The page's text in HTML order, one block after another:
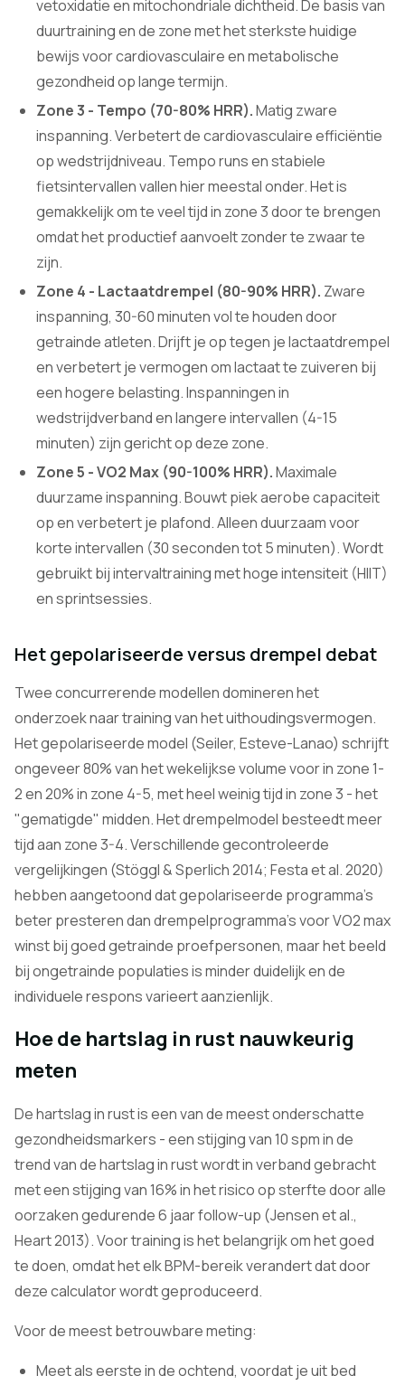
vetoxidatie en mitochondriale dichtheid. De basis van
duurtraining en de zone met het sterkste huidige
bewijs voor cardiovasculaire en metabolische
gezondheid op lange termijn.
Zone 3 - Tempo (70-80% HRR).Matig zware
inspanning. Verbetert de cardiovasculaire efficiëntie
op wedstrijdniveau. Tempo runs en stabiele
fietsintervallen vallen hier meestal onder. Het is
gemakkelijk om te veel tijd in zone 3 door te brengen
omdat het productief aanvoelt zonder te zwaar te
zijn.
Zone 4 - Lactaatdrempel (80-90% HRR). Zware
inspanning, 30-60 minuten vol te houden door
getrainde atleten. Drijft je op tegen je lactaatdrempel
en verbetert je vermogen om lactaat te zuiveren bij
een hogere belasting. Inspanningen in
wedstrijdverband en langere intervallen (4-15
minuten) zijn gericht op deze zone.
Zone 5 - VO2 Max (90-100% HRR).Maximale
duurzame inspanning. Bouwt piek aerobe capaciteit
op en verbetert je plafond. Alleen duurzaam voor
korte intervallen (30 seconden tot 5 minuten). Wordt
gebruikt bij intervaltraining met hoge intensiteit (HIIT)
en sprintsessies.
Het gepolariseerde versus drempel debat
Twee concurrerende modellen domineren het
onderzoek naar training van het uithoudingsvermogen.
Het gepolariseerde model (Seiler, Esteve-Lanao) schrijft
ongeveer 80% van het wekelijkse volume voor in zone 1-
2 en 20% in zone 4-5, met heel weinig tijd in zone 3 - het
"gematigde" midden. Het drempelmodel besteedt meer
tijd aan zone 3-4. Verschillende gecontroleerde
vergelijkingen (Stöggl & Sperlich 2014; Festa et al. 2020)
hebben aangetoond dat gepolariseerde programma's
beter presteren dan drempelprogramma's voor VO2 max
winst bij goed getrainde proefpersonen, maar het beeld
bij ongetrainde populaties is minder duidelijk en de
individuele respons varieert aanzienlijk.
Hoe de hartslag in rust nauwkeurig
meten
De hartslag in rust is een van de meest onderschatte
gezondheidsmarkers - een stijging van 10 spm in de
trend van de hartslag in rust wordt in verband gebracht
met een stijging van 16% in het risico op sterfte door alle
oorzaken gedurende 6 jaar follow-up (Jensen et al.,
Heart 2013). Voor training is het belangrijk om het goed
te doen, omdat het elk BPM-bereik verandert dat door
deze calculator wordt geproduceerd.
Voor de meest betrouwbare meting:
Meet als eerste in de ochtend, voordat je uit bed